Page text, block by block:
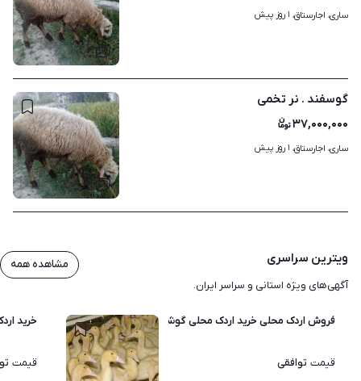
۴
ساری، اجارستاق، ۱ روز پیش
۴
گوسفند . نر تخمی
۳۷,۰۰۰,۰۰۰
ساری، اجارستاق، ۱ روز پیش
ویترین سراسری
آگهی‌های ویژه استانی و سراسر ایران.
مشاهده همه
فروش اردک محلی خرید اردک محلی گوشتی نیمچه اردک پکنی اردک مگی
قیمت توافقی
خرید
قیمت